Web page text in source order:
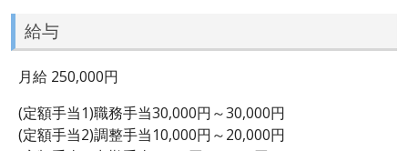
給与
月給 250,000円
(定額手当1)職務手当30,000円～30,000円
(定額手当2)調整手当10,000円～20,000円